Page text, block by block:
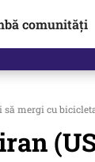
comunități
mergi cu